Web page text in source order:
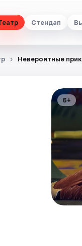
Стендап
Невероятные
6+